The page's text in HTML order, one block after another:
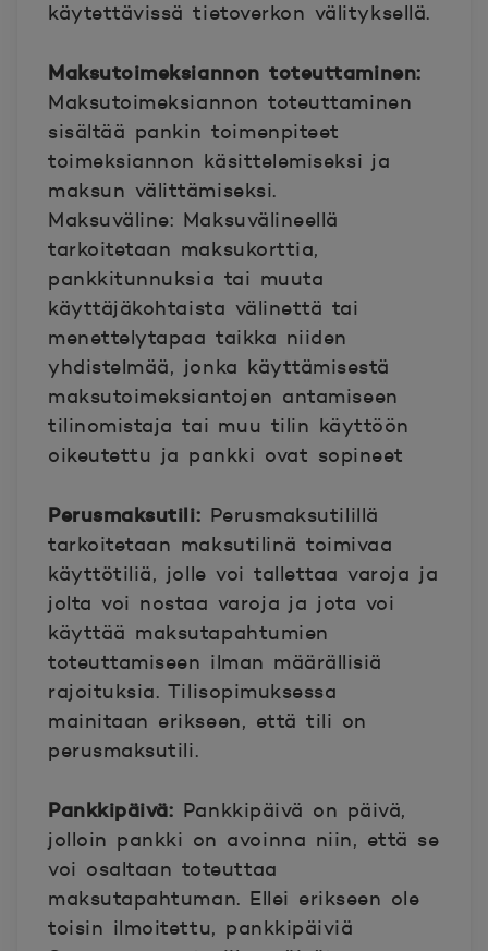
käytettävissä tietoverkon välityksellä.
Maksutoimeksiannon toteuttaminen:
Maksutoimeksiannon toteuttaminen
sisältää pankin toimenpiteet
toimeksiannon käsittelemiseksi ja
maksun välittämiseksi.
Maksuväline: Maksuvälineellä
tarkoitetaan maksukorttia,
pankkitunnuksia tai muuta
käyttäjäkohtaista välinettä tai
menettelytapaa taikka niiden
yhdistelmää, jonka käyttämisestä
maksutoimeksiantojen antamiseen
tilinomistaja tai muu tilin käyttöön
oikeutettu ja pankki ovat sopineet
Perusmaksutili: Perusmaksutilillä
tarkoitetaan maksutilinä toimivaa
käyttötiliä, jolle voi tallettaa varoja ja
jolta voi nostaa varoja ja jota voi
käyttää maksutapahtumien
toteuttamiseen ilman määrällisiä
rajoituksia. Tilisopimuksessa
mainitaan erikseen, että tili on
perusmaksutili.
Pankkipäivä: Pankkipäivä on päivä,
jolloin pankki on avoinna niin, että se
voi osaltaan toteuttaa
maksutapahtuman. Ellei erikseen ole
toisin ilmoitettu, pankkipäiviä